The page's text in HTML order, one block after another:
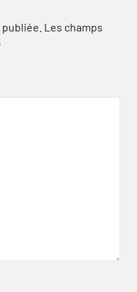
Les champs